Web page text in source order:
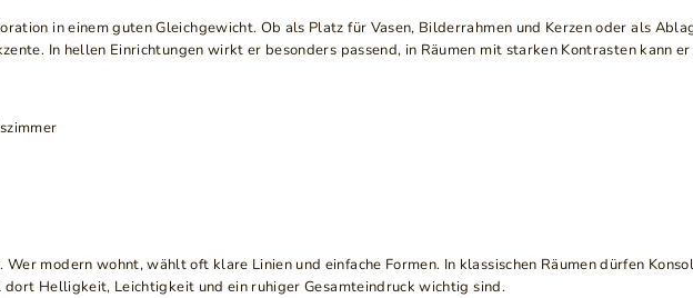
in einem guten Gleichgewicht. Ob als Platz für Vasen, Bilderrahmen und Kerzen oder als
In hellen Einrichtungen wirkt er besonders passend, in Räumen mit starken Kontrasten kann
modern wohnt, wählt oft klare Linien und einfache Formen. In klassischen Räumen dürfen
Helligkeit, Leichtigkeit und ein ruhiger Gesamteindruck wichtig sind.